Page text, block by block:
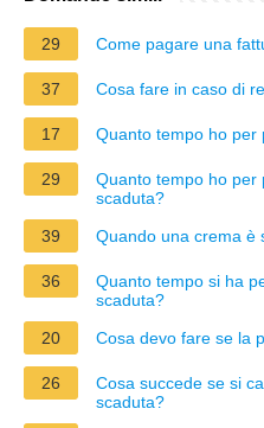
29 Come pagare una
37 Cosa fare in caso di
17 Quanto tempo ho per
29
Quanto tempo ho per
scaduta?
39
Quando una crema è
36
Quanto tempo si ha
scaduta?
20
Cosa devo fare se la
26
Cosa succede se si
scaduta?